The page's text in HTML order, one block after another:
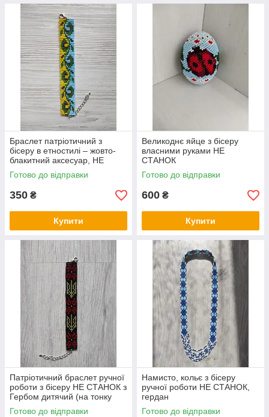
Браслет патріотичний з
бісеру в етностилі – жовто-
блакитний аксесуар, НЕ
СТАНОК
Готово до відправки
350 ₴
Купити
Великоднє яйце з бісеру
власними руками НЕ
СТАНОК
Готово до відправки
600 ₴
Купити
Патріотичний браслет ручної
роботи з бісеру НЕ СТАНОК з
Гербом дитячий (на тонку
руку)
Готово до відправки
Намисто, кольє з бісеру
ручної роботи НЕ СТАНОК,
гердан
Готово до відправки